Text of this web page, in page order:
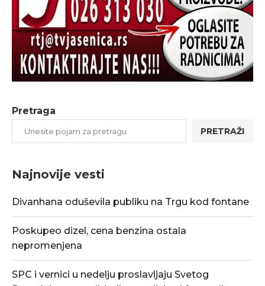
Pretraga
PRETRAŽI
Najnovije vesti
Divanhana oduševila publiku na Trgu kod fontane
Poskupeo dizel, cena benzina ostala
nepromenjena
SPC i vernici u nedelju proslavljaju Svetog